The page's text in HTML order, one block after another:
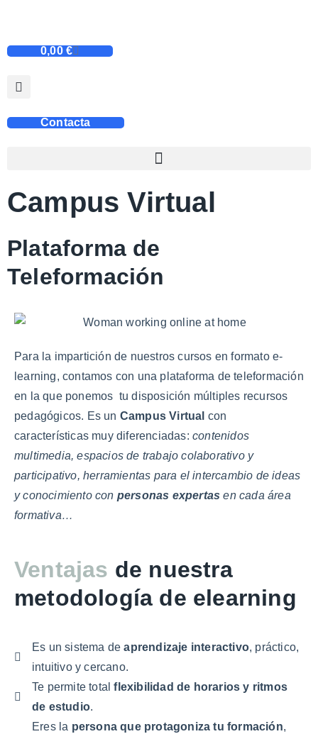
0,00 €
Contacta
Campus Virtual
Plataforma de
Teleformación
Para la impartición de nuestros cursos en formato e-
learning, contamos con una plataforma de teleformación
en la que ponemos tu disposición múltiples recursos
pedagógicos. Es un Campus Virtual con
características muy diferenciadas: contenidos
multimedia, espacios de trabajo colaborativo y
participativo, herramientas para el intercambio de ideas
y conocimiento con personas expertas en cada área
formativa…
Ventajas de nuestra
metodología de elearning
Es un sistema deaprendizaje interactivo, práctico,
intuitivo y cercano.
Te permite totalflexibilidad de horarios y ritmos
de estudio.
Eres la persona que protagoniza tu formación,